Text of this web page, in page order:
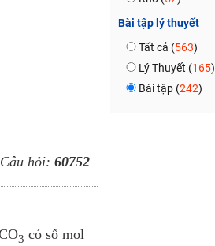
Câu hỏi: 60752
3 có số mol
Bài tập lý thuyết
Tất cả (563)
Lý Thuyết (165)
Bài tập (242)